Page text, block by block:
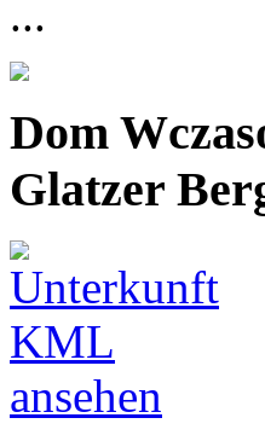
...
Dom
Glatzer